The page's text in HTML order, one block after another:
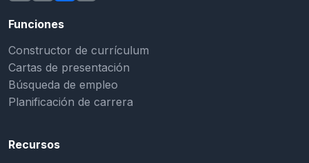
Funciones
Constructor de currículum
Cartas de presentación
Búsqueda de empleo
Planificación de carrera
Recursos